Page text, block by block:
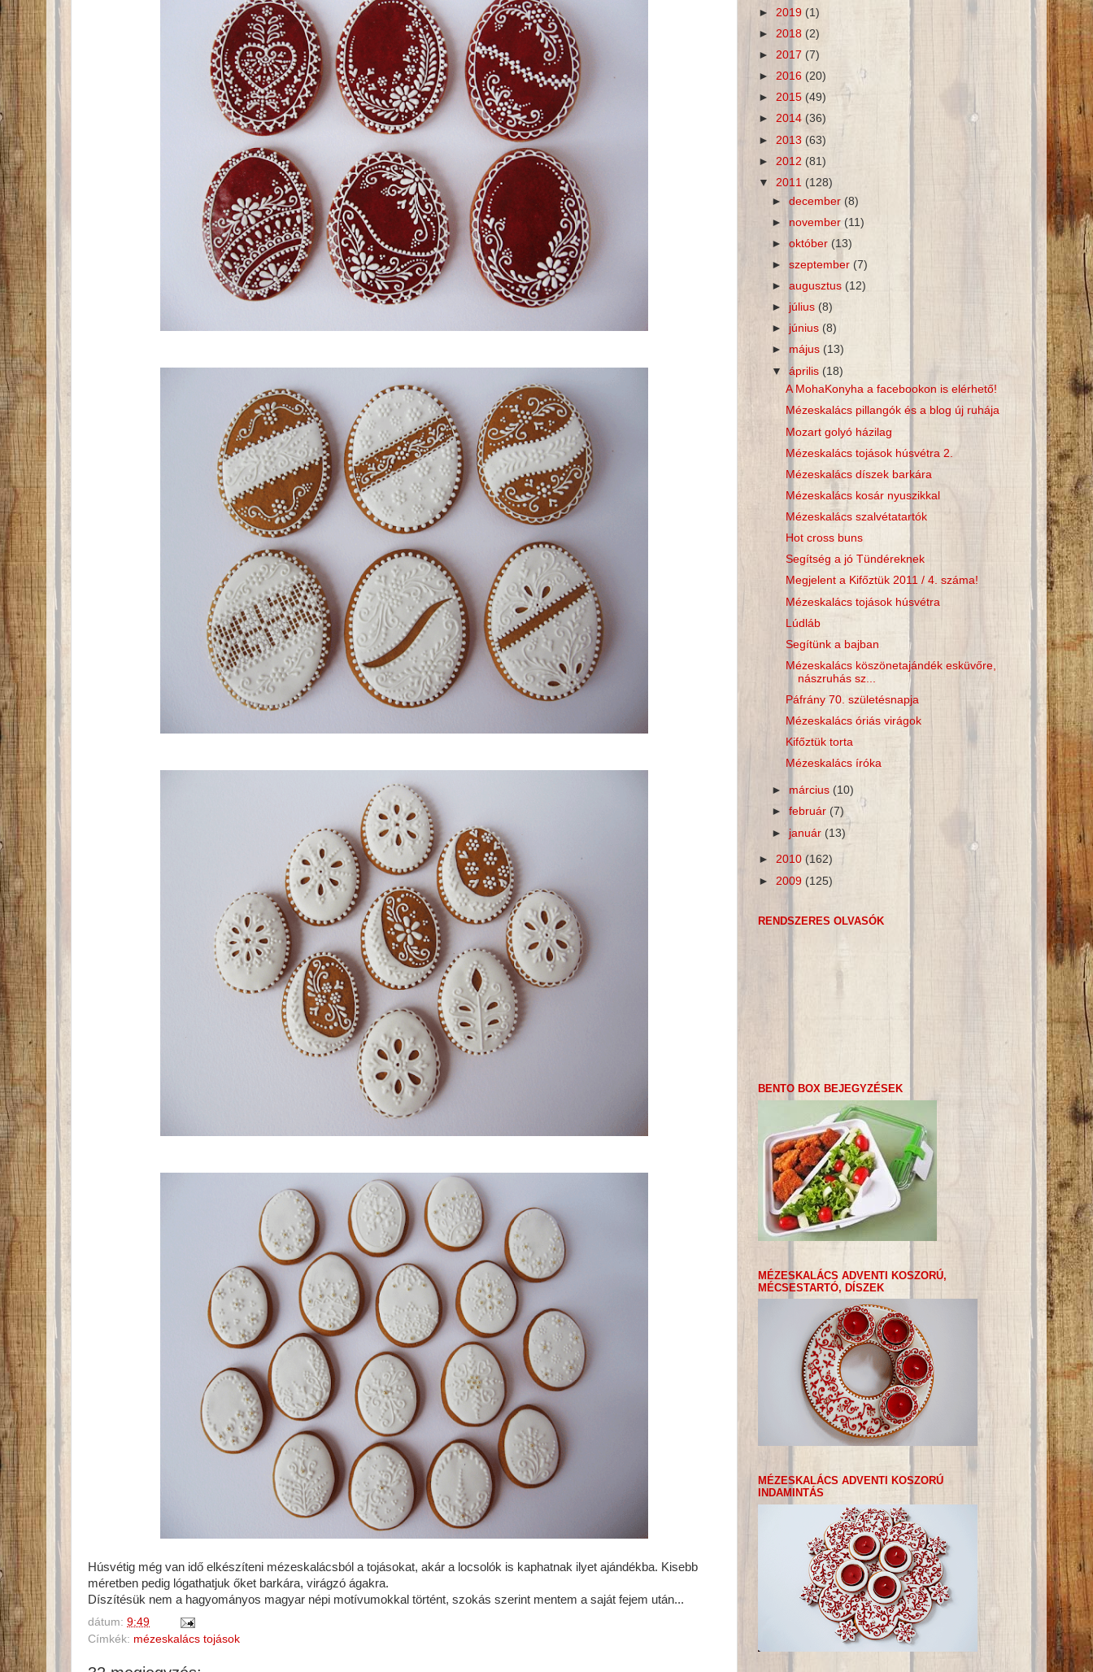
Húsvétig még van idő elkészíteni mézeskalácsból a tojásokat, akár a locsolók is kaphatnak ilyet ajándékba. Kisebb
méretben pedig lógathatjuk őket barkára, virágzó ágakra.
Díszítésük nem a hagyományos magyar népi motívumokkal történt, szokás szerint mentem a saját fejem után...
dátum: 9:49
Címkék: mézeskalács tojások
► 2019 (1)
► 2018 (2)
► 2017 (7)
► 2016 (20)
► 2015 (49)
► 2014 (36)
► 2013 (63)
► 2012 (81)
▼ 2011 (128)
►december (8)
► november(11)
►október (13)
►szeptember (7)
►augusztus (12)
► július(8)
► június (8)
► május (13)
▼április (18)
A MohaKonyha a facebookon is elérhető!
Mézeskalács pillangók és a blog új ruhája
Mozart golyó házilag
Mézeskalács tojások húsvétra 2.
Mézeskalács díszek barkára
Mézeskalács kosár nyuszikkal
Mézeskalács szalvétatartók
Hot cross buns
Segítség a jó Tündéreknek
Megjelent a Kifőztük 2011 / 4. száma!
Mézeskalács tojások húsvétra
Lúdláb
Segítünk a bajban
Mézeskalács köszönetajándék esküvőre,
nászruhás sz...
Páfrány 70. születésnapja
Mézeskalács óriás virágok
Kifőztük torta
Mézeskalács íróka
► március(10)
►február (7)
► január (13)
► 2010 (162)
► 2009 (125)
RENDSZERES OLVASÓK
BENTO BOX BEJEGYZÉSEK
MÉZESKALÁCS ADVENTI KOSZORÚ,
MÉCSESTARTÓ, DÍSZEK
MÉZESKALÁCS ADVENTI KOSZORÚ
INDAMINTÁS